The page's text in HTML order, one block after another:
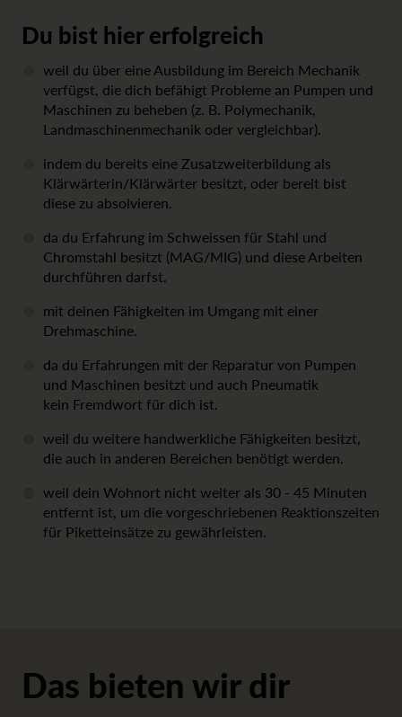
Du bist hier erfolgreich
weil du über eine Ausbildung im Bereich Mechanik
verfügst, die dich befähigt Probleme an Pumpen und
Maschinen zu beheben (z. B. Polymechanik,
Landmaschinenmechanik oder vergleichbar).
indem du bereits eine Zusatzweiterbildung als
Klärwärterin/Klärwärter besitzt, oder bereit bist
diese zu absolvieren.
da du Erfahrung im Schweissen für Stahl und
Chromstahl besitzt (MAG/MIG) und diese Arbeiten
durchführen darfst.
mit deinen Fähigkeiten im Umgang mit einer
Drehmaschine.
da du Erfahrungen mit der Reparatur von Pumpen
und Maschinen besitzt und auch Pneumatik
kein Fremdwort für dich ist.
weil du weitere handwerkliche Fähigkeiten besitzt,
die auch in anderen Bereichen benötigt werden.
weil dein Wohnort nicht weiter als 30 - 45 Minuten
entfernt ist, um die vorgeschriebenen Reaktionszeiten
für Piketteinsätze zu gewährleisten.
Das bieten wir dir